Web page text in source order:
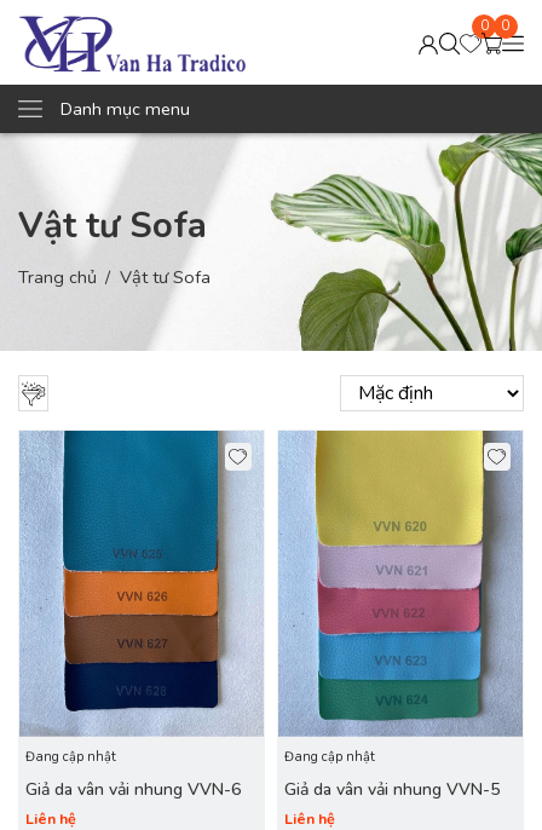
0 0
Danh mục menu
Vật tư Sofa
Trang chủ Vật tư Sofa
Đang cập nhật
Giả da vân vải nhung VVN-6
Liên hệ
Đang cập nhật
Giả da vân vải nhung VVN-5
Liên hệ